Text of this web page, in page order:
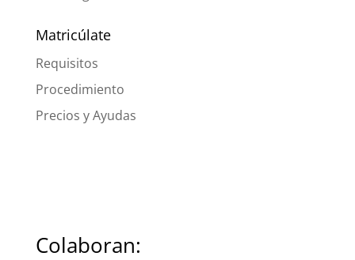
Matricúlate
Requisitos
Procedimiento
Precios y Ayudas
Colaboran: